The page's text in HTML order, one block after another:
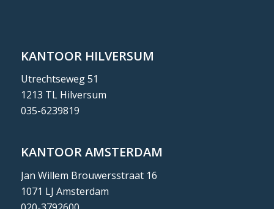
KANTOOR HILVERSUM
Utrechtseweg 51
1213 TL Hilversum
035-6239819
KANTOOR AMSTERDAM
Jan Willem Brouwersstraat 16
1071 LJ Amsterdam